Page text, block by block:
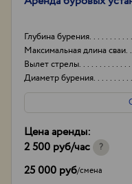
Глубина бурения
Максимальная длина сваи
Вылет стрелы
Диаметр бурения
Цена аренды:
2 500 руб/час ?
25 000 руб/смена